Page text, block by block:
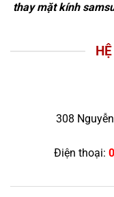
thay mặt kính
308
Điện thoại: